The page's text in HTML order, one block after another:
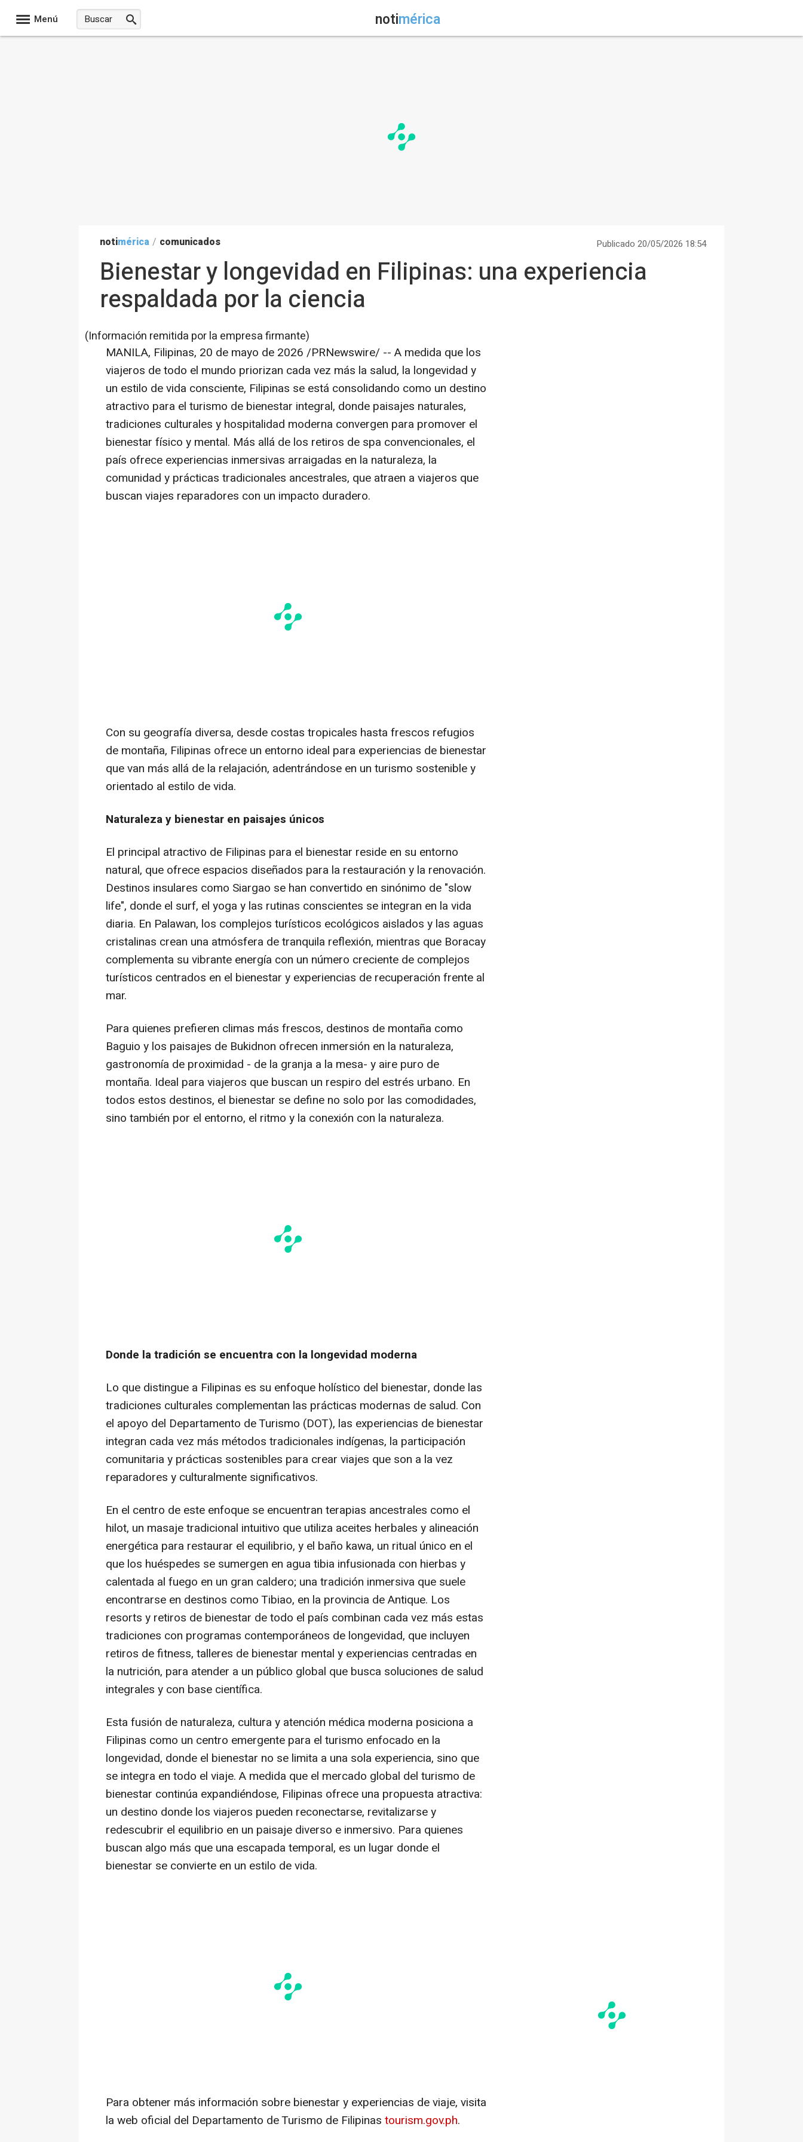
Menú notimérica
notimérica / comunicados Publicado 20/05/2026 18:54
Bienestar y longevidad en Filipinas: una experiencia
respaldada por la ciencia
(Información remitida por la empresa firmante)
MANILA, Filipinas, 20 de mayo de 2026 /PRNewswire/ -- A medida que los
viajeros de todo el mundo priorizan cada vez más la salud, la longevidad y
un estilo de vida consciente, Filipinas se está consolidando como un destino
atractivo para el turismo de bienestar integral, donde paisajes naturales,
tradiciones culturales y hospitalidad moderna convergen para promover el
bienestar físico y mental. Más allá de los retiros de spa convencionales, el
país ofrece experiencias inmersivas arraigadas en la naturaleza, la
comunidad y prácticas tradicionales ancestrales, que atraen a viajeros que
buscan viajes reparadores con un impacto duradero.
Con su geografía diversa, desde costas tropicales hasta frescos refugios
de montaña, Filipinas ofrece un entorno ideal para experiencias de bienestar
que van más allá de la relajación, adentrándose en un turismo sostenible y
orientado al estilo de vida.
Naturaleza y bienestar en paisajes únicos
El principal atractivo de Filipinas para el bienestar reside en su entorno
natural, que ofrece espacios diseñados para la restauración y la renovación.
Destinos insulares como Siargao se han convertido en sinónimo de "slow
life", donde el surf, el yoga y las rutinas conscientes se integran en la vida
diaria. En Palawan, los complejos turísticos ecológicos aislados y las aguas
cristalinas crean una atmósfera de tranquila reflexión, mientras que Boracay
complementa su vibrante energía con un número creciente de complejos
turísticos centrados en el bienestar y experiencias de recuperación frente al
mar.
Para quienes prefieren climas más frescos, destinos de montaña como
Baguio y los paisajes de Bukidnon ofrecen inmersión en la naturaleza,
gastronomía de proximidad - de la granja a la mesa- y aire puro de
montaña. Ideal para viajeros que buscan un respiro del estrés urbano. En
todos estos destinos, el bienestar se define no solo por las comodidades,
sino también por el entorno, el ritmo y la conexión con la naturaleza.
Donde la tradición se encuentra con la longevidad moderna
Lo que distingue a Filipinas es su enfoque holístico del bienestar, donde las
tradiciones culturales complementan las prácticas modernas de salud. Con
el apoyo del Departamento de Turismo (DOT), las experiencias de bienestar
integran cada vez más métodos tradicionales indígenas, la participación
comunitaria y prácticas sostenibles para crear viajes que son a la vez
reparadores y culturalmente significativos.
En el centro de este enfoque se encuentran terapias ancestrales como el
hilot, un masaje tradicional intuitivo que utiliza aceites herbales y alineación
energética para restaurar el equilibrio, y el baño kawa, un ritual único en el
que los huéspedes se sumergen en agua tibia infusionada con hierbas y
calentada al fuego en un gran caldero; una tradición inmersiva que suele
encontrarse en destinos como Tibiao, en la provincia de Antique. Los
resorts y retiros de bienestar de todo el país combinan cada vez más estas
tradiciones con programas contemporáneos de longevidad, que incluyen
retiros de fitness, talleres de bienestar mental y experiencias centradas en
la nutrición, para atender a un público global que busca soluciones de salud
integrales y con base científica.
Esta fusión de naturaleza, cultura y atención médica moderna posiciona a
Filipinas como un centro emergente para el turismo enfocado en la
longevidad, donde el bienestar no se limita a una sola experiencia, sino que
se integra en todo el viaje. A medida que el mercado global del turismo de
bienestar continúa expandiéndose, Filipinas ofrece una propuesta atractiva:
un destino donde los viajeros pueden reconectarse, revitalizarse y
redescubrir el equilibrio en un paisaje diverso e inmersivo. Para quienes
buscan algo más que una escapada temporal, es un lugar donde el
bienestar se convierte en un estilo de vida.
Para obtener más información sobre bienestar y experiencias de viaje, visita
la web oficial del Departamento de Turismo de Filipinas tourism.gov.ph.